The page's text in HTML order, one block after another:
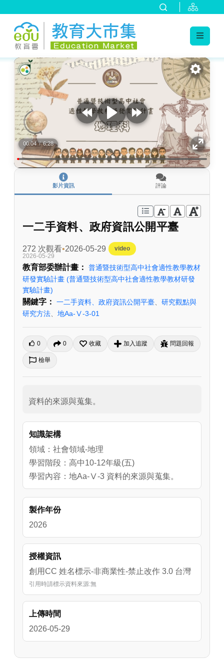
:::
00:04 / 6:28
影片資訊 評論
一二手資料、政府資訊公開平臺
272 次觀看 2026-05-29
video
2026-05-29
教育部委辦計畫：
普通暨技術型高中社會適性教學教材
研發實驗計畫 (普通暨技術型高中社會適性教學教材研發
實驗計畫)
關鍵字： 一二手資料、政府資訊公開平臺
研究觀點與
研究方法
地Aa-Ⅴ-3-01
0 0 收藏 加入追蹤 問題回報
檢舉
資料的來源與蒐集。
知識架構
領域：社會領域-地理
學習階段：高中10-12年級(五)
學習內容：地Aa-Ⅴ-3 資料的來源與蒐集。
製作年份
2026
授權資訊
創用CC 姓名標示-非商業性-禁止改作 3.0 台灣
引用時請標示資料來源:無
上傳時間
2026-05-29